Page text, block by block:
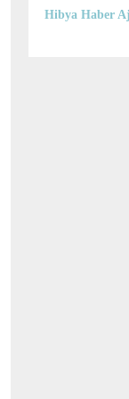
Hibya Haber